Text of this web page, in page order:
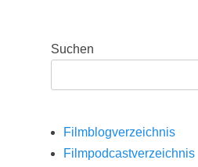
Suchen
Filmblogverzeichnis
Filmpodcastverzeichnis